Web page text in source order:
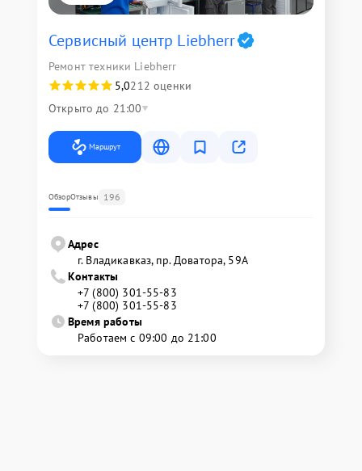
Сервисный центр Liebherr
Ремонт техники Liebherr
5,0212 оценки
Открыто до 21:00
Маршрут
ОбзорОтзывы 196
Адрес
г. Владикавказ, пр. Доватора, 59А
Контакты
+7 (800) 301-55-83
+7 (800) 301-55-83
Время работы
Работаем с 09:00 до 21:00